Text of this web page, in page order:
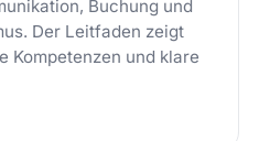
Buchung und
Der Leitfaden zeigt
Kompetenzen und klare